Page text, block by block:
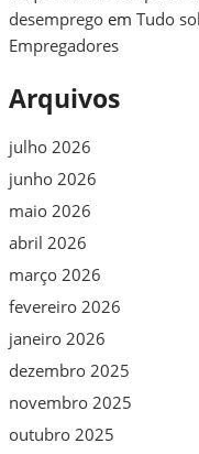
desemprego em Tudo
Empregadores
Arquivos
julho 2026
junho 2026
maio 2026
abril 2026
março 2026
fevereiro 2026
janeiro 2026
dezembro 2025
novembro 2025
outubro 2025